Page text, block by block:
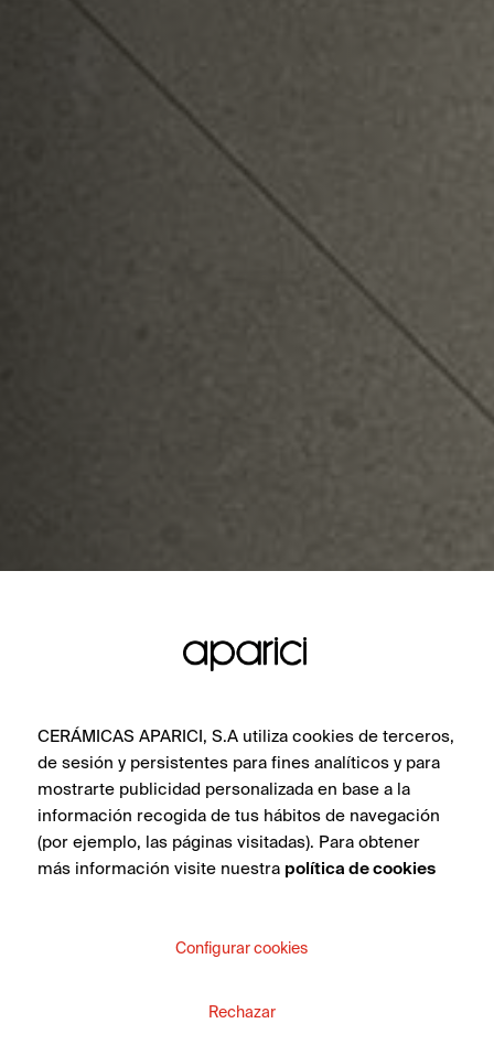
CERÁMICAS APARICI, S.A utiliza cookies de terceros,
de sesión y persistentes para fines analíticos y para
mostrarte publicidad personalizada en base a la
información recogida de tus hábitos de navegación
(por ejemplo, las páginas visitadas). Para obtener
más información visite nuestra política de cookies
Configurar cookies
Rechazar